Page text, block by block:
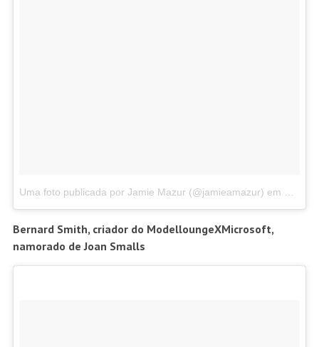
Uma foto publicada por Jamie Mazur (@jamieamazur) em
Bernard Smith, criador do ModelloungeXMicrosoft,
namorado de Joan Smalls